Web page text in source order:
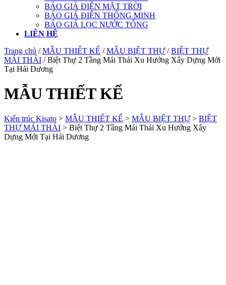
BÁO GIÁ ĐIỆN MẶT TRỜI
BÁO GIÁ ĐIỆN THÔNG MINH
BÁO GIÁ LỌC NƯỚC TỔNG
LIÊN HỆ
Trang chủ /MẪU THIẾT KẾ /MẪU BIỆT THỰ/BIỆT THỰ
MÁI THÁI / Biệt Thự 2 Tầng Mái Thái Xu Hướng Xây Dựng Mới
Tại Hải Dương
MẪU THIẾT KẾ
Kiến trúc Kisato > MẪU THIẾT KẾ > MẪU BIỆT THỰ> BIỆT
THỰ MÁI THÁI > Biệt Thự 2 Tầng Mái Thái Xu Hướng Xây
Dựng Mới Tại Hải Dương